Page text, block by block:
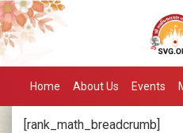
Home About Us Events
[rank_math_breadcrumb]